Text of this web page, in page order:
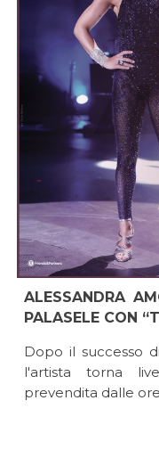
ALESSANDRA
PALASELE CON
Dopo il successo
l'artista torna
prevendita dalle